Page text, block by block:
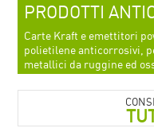
PRODOTTI
Carte Kraft e emettitori
polietilene anticorrosivi,
metallici da ruggine ed